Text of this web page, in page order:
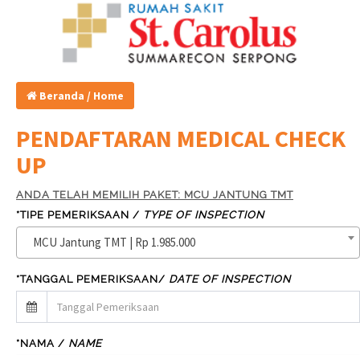
Beranda / Home
PENDAFTARAN MEDICAL CHECK
UP
ANDA TELAH MEMILIH PAKET: MCU JANTUNG TMT
*TIPE PEMERIKSAAN / TYPE OF INSPECTION
MCU Jantung TMT | Rp 1.985.000
*TANGGAL PEMERIKSAAN/ DATE OF INSPECTION
*NAMA / NAME